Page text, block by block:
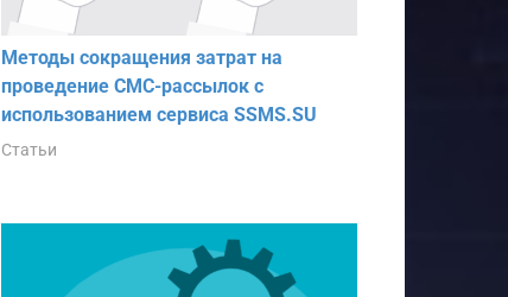
Методы сокращения затрат на
проведение СМС-рассылок с
использованием сервиса SSMS.SU
Статьи